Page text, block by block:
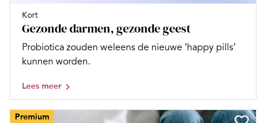
Kort
Gezonde darmen, gezonde geest
Probiotica zouden weleens de nieuwe ‘happy pills’
kunnen worden.
Lees meer
Premium